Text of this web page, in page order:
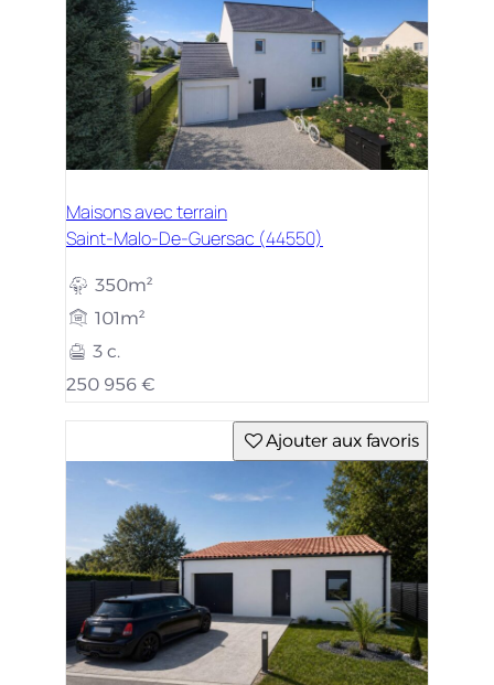
Maisons avec terrain
Saint-Malo-De-Guersac (44550)
350m²
101m²
3 c.
250 956 €
Ajouter aux favoris